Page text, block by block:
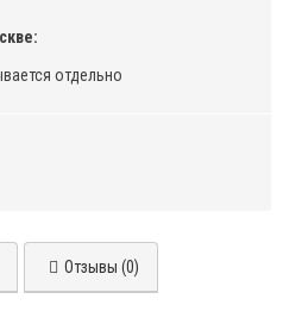
отдельно
Отзывы (0)